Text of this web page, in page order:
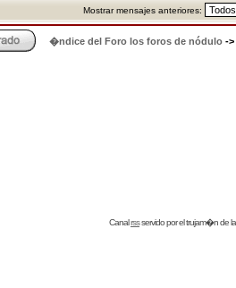
Mostrar mensajes anteriores:
�ndice del Foro los foros de nódulo ->
Canalrssservido por eltrujam�nde